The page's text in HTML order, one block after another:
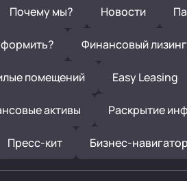
Почему мы? Новости
Финансовый лизинг
помещений Easy Leasing
активы Раскрытие
Пресс-кит Бизнес-